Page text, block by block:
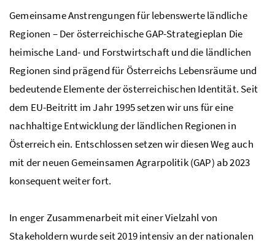
Gemeinsame Anstrengungen für lebenswerte ländliche
Regionen – Der österreichischeGAP-Strategieplan Die
heimische Land- und Forstwirtschaft und die ländlichen
Regionen sind prägend für Österreichs Lebensräume und
bedeutende Elemente der österreichischen Identität. Seit
dem EU-Beitritt im Jahr 1995 setzen wir uns für eine
nachhaltige Entwicklung der ländlichen Regionen in
Österreich ein. Entschlossen setzen wir diesen Weg auch
mit der neuen Gemeinsamen Agrarpolitik (GAP) ab 2023
konsequent weiter fort.
In enger Zusammenarbeit mit einer Vielzahl von
Stakeholdern wurde seit 2019 intensiv an der nationalen